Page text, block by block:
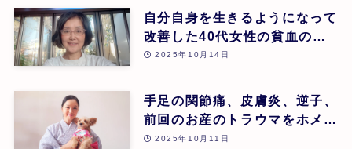
自分自身を生きるようになって
改善した40代女性の貧血のケ
ース | 安藤久美子 | 第26回
2025年10月14日
手足の関節痛、皮膚炎、逆子、
前回のお産のトラウマをホメオ
パシーでケアし幸せなお産に至
2025年10月11日